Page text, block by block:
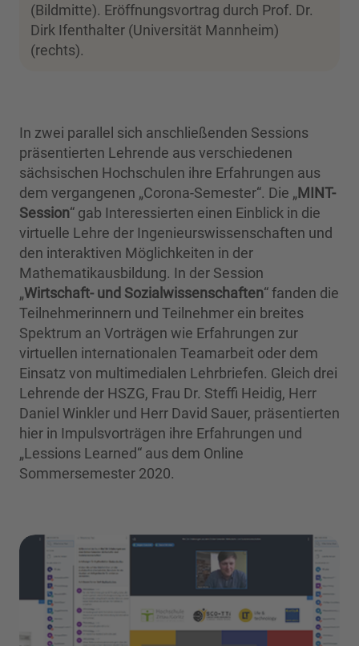
(Bildmitte). Eröffnungsvortrag durch Prof. Dr.
Dirk Ifenthalter (Universität Mannheim)
(rechts).
In zwei parallel sich anschließenden Sessions
präsentierten Lehrende aus verschiedenen
sächsischen Hochschulen ihre Erfahrungen aus
dem vergangenen „Corona-Semester“. Die „MINT-
Session“ gab Interessierten einen Einblick in die
virtuelle Lehre der Ingenieurswissenschaften und
den interaktiven Möglichkeiten in der
Mathematikausbildung. In der Session
„Wirtschaft- und Sozialwissenschaften“ fanden die
Teilnehmerinnern und Teilnehmer ein breites
Spektrum an Vorträgen wie Erfahrungen zur
virtuellen internationalen Teamarbeit oder dem
Einsatz von multimedialen Lehrbriefen. Gleich drei
Lehrende der HSZG, Frau Dr. Steffi Heidig, Herr
Daniel Winkler und Herr David Sauer, präsentierten
hier in Impulsvorträgen ihre Erfahrungen und
„Lessions Learned“ aus dem Online
Sommersemester 2020.